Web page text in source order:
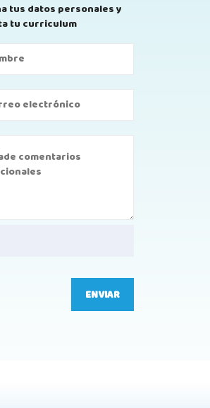
tus datos personales y
tu curriculum
ENVIAR